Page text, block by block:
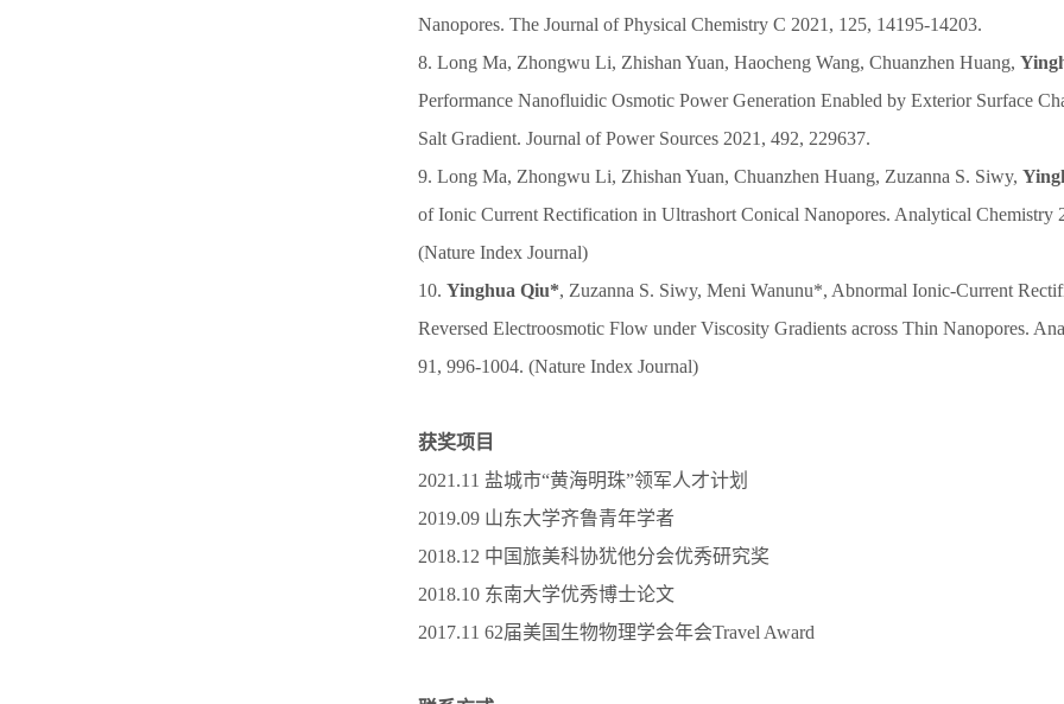
Nanopores. The Journal of Physical Chemistry C 2021, 125, 14195-14203.
8. Long Ma, Zhongwu Li, Zhishan Yuan, Haocheng Wang, Chuanzhen Huang,
Performance Nanofluidic Osmotic Power Generation Enabled by Exterior Surface
Salt Gradient. Journal of Power Sources 2021, 492, 229637.
9. Long Ma, Zhongwu Li, Zhishan Yuan, Chuanzhen Huang, Zuzanna S. Siwy,
of Ionic Current Rectification in Ultrashort Conical Nanopores. Analytical Chemistry
(Nature Index Journal)
10. Yinghua Qiu*, Zuzanna S. Siwy, Meni Wanunu*, Abnormal Ionic-Current
Reversed Electroosmotic Flow under Viscosity Gradients across Thin Nanopores.
91, 996-1004. (Nature Index Journal)
获奖项目
2021.11 盐城市“黄海明珠”领军人才计划
2019.09 山东大学齐鲁青年学者
2018.12 中国旅美科协犹他分会优秀研究奖
2018.10 东南大学优秀博士论文
2017.11 62届美国生物物理学会年会Travel Award